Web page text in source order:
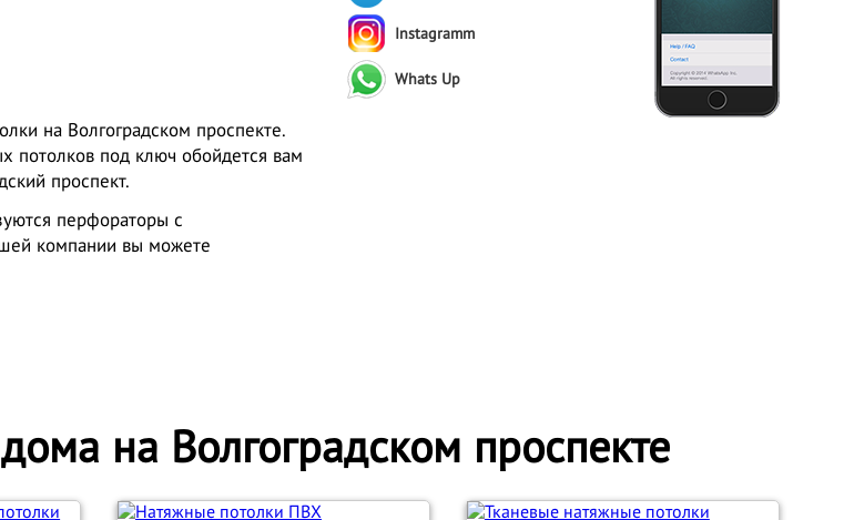
на Волгоградском проспекте.
потолков под ключ обойдется вам
проспект.
перфораторы с
компании вы можете
Instagramm
Whats Up
на Волгоградском проспекте